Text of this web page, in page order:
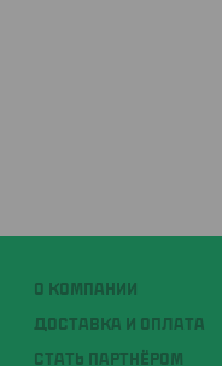
О КОМПАНИИ
ДОСТАВКА И ОПЛАТА
СТАТЬ ПАРТНЁРОМ